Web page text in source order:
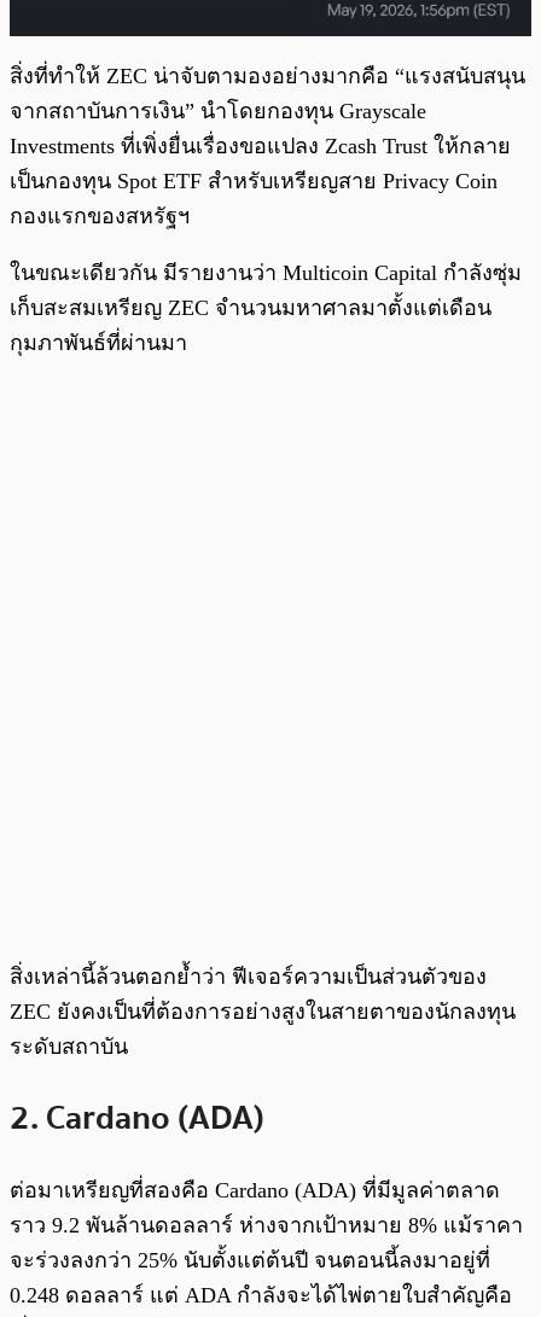
สิ่งที่ทำให้ ZEC น่าจับตามองอย่างมากคือ “แรงสนับสนุน
จากสถาบันการเงิน” นำโดยกองทุน Grayscale
Investments ที่เพิ่งยื่นเรื่องขอแปลง Zcash Trust ให้กลาย
เป็นกองทุน Spot ETF สำหรับเหรียญสาย Privacy Coin
กองแรกของสหรัฐฯ
ในขณะเดียวกัน มีรายงานว่า Multicoin Capital กำลังซุ่ม
เก็บสะสมเหรียญ ZEC จำนวนมหาศาลมาตั้งแต่เดือน
กุมภาพันธ์ที่ผ่านมา
สิ่งเหล่านี้ล้วนตอกย้ำว่า ฟีเจอร์ความเป็นส่วนตัวของ
ZEC ยังคงเป็นที่ต้องการอย่างสูงในสายตาของนักลงทุน
ระดับสถาบัน
2. Cardano (ADA)
ต่อมาเหรียญที่สองคือ Cardano (ADA) ที่มีมูลค่าตลาด
ราว 9.2 พันล้านดอลลาร์ ห่างจากเป้าหมาย 8% แม้ราคา
จะร่วงลงกว่า 25% นับตั้งแต่ต้นปี จนตอนนี้ลงมาอยู่ที่
0.248 ดอลลาร์ แต่ ADA กำลังจะได้ไพ่ตายใบสำคัญคือ